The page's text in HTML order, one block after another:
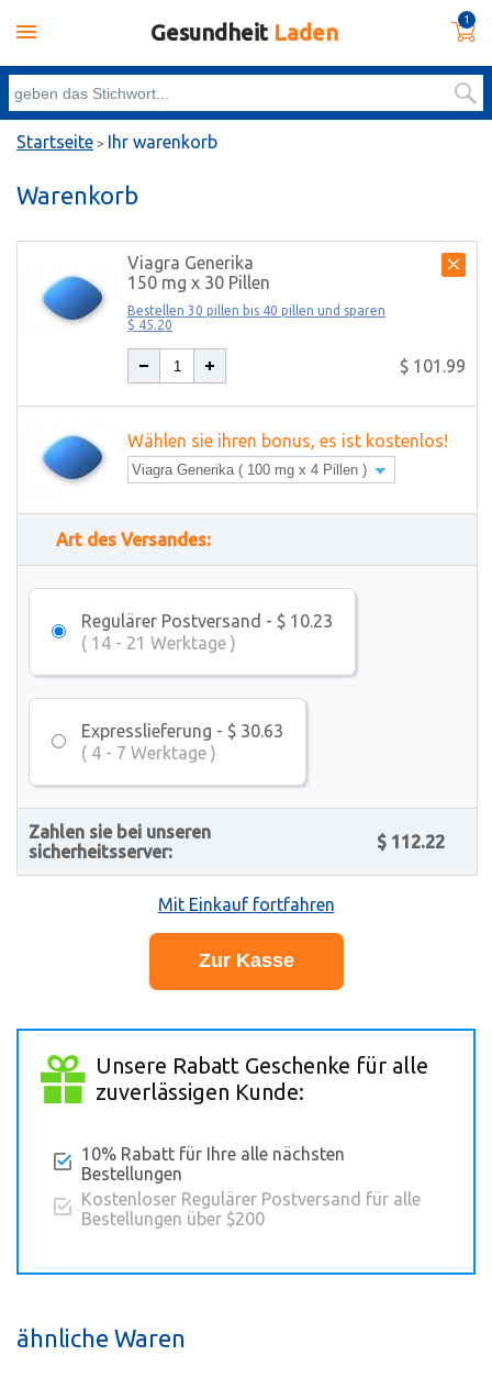
Gesundheit Laden
1
Startseite > Ihr warenkorb
Warenkorb
Viagra Generika
150 mg x 30 Pillen
Bestellen 30 pillen bis 40 pillen und sparen
$ 45.20
$ 101.99
Wählen sie ihren bonus, es ist kostenlos!
Art des Versandes:
Regulärer Postversand - $ 10.23
( 14 - 21 Werktage )
Expresslieferung - $ 30.63
( 4 - 7 Werktage )
Zahlen sie bei unseren
sicherheitsserver:
$ 112.22
Mit Einkauf fortfahren
Unsere Rabatt Geschenke für alle
zuverlässigen Kunde:
10% Rabatt für Ihre alle nächsten
Bestellungen
Kostenloser Regulärer Postversand für alle
Bestellungen über $200
ähnliche Waren